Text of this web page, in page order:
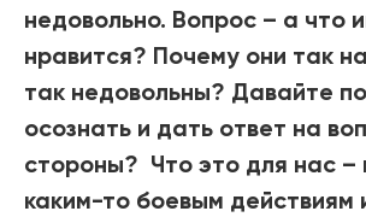
недовольно. Вопрос – а что
нравится? Почему они так
так недовольны? Давайте
осознать и дать ответ на
стороны? Что это для нас –
каким-то боевым действиям